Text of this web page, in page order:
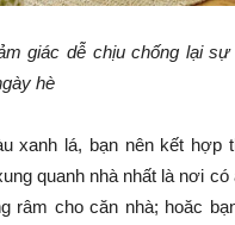
giác dễ chịu chống lại
hè
xanh lá, bạn nên kết hợp
quanh nhà nhất là nơi có
râm cho căn nhà; hoăc